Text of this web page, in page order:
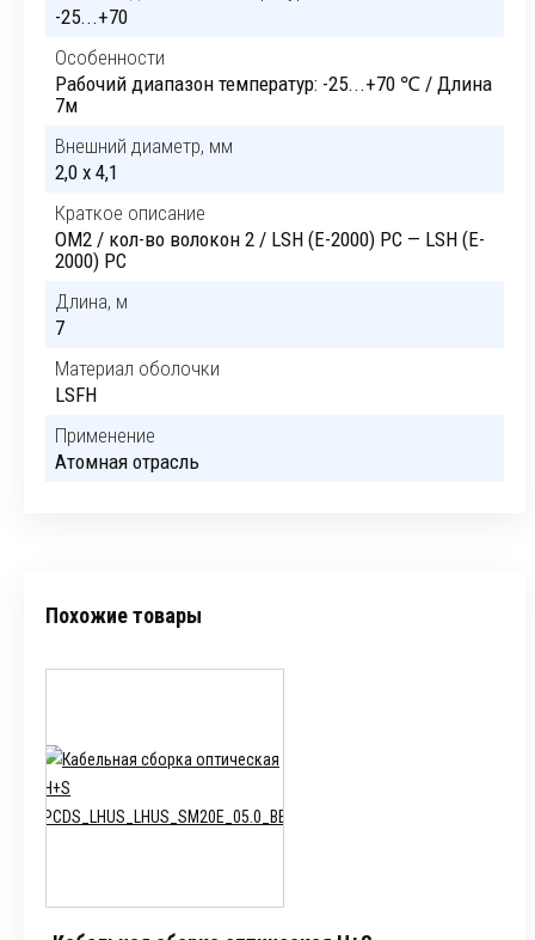
-25...+70
Особенности
Рабочий диапазон температур: -25...+70 ℃ / Длина
7м
Внешний диаметр, мм
2,0 x 4,1
Краткое описание
OM2 / кол-во волокон 2 / LSH (E-2000) PC — LSH (E-
2000) PC
Длина, м
7
Материал оболочки
LSFH
Применение
Атомная отрасль
Похожие товары